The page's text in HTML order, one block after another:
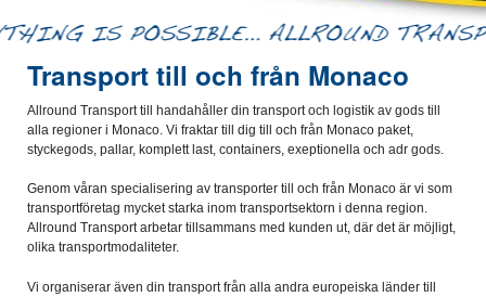
Transport till och från Monaco
Allround Transport till handahåller din transport och logistik av gods till
alla regioner i Monaco. Vi fraktar till dig till och från Monaco paket,
styckegods, pallar, komplett last, containers, exeptionella och adr gods.
Genom våran specialisering av transporter till och från Monaco är vi som
transportföretag mycket starka inom transportsektorn i denna region.
Allround Transport arbetar tillsammans med kunden ut, där det är möjligt,
olika transportmodaliteter.
Vi organiserar även din transport från alla andra europeiska länder till